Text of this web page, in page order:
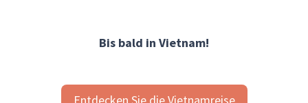
Bis bald in Vietnam!
Entdecken Sie die Vietnamreise